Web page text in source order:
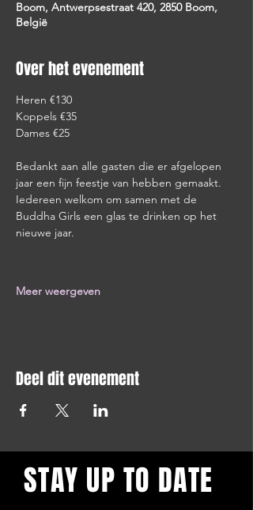
Boom, Antwerpsestraat 420, 2850 Boom,
België
Over het evenement
Heren €130
Koppels €35
Dames €25
Bedankt aan alle gasten die er afgelopen
jaar een fijn feestje van hebben gemaakt.
Iedereen welkom om samen met de
Buddha Girls een glas te drinken op het
nieuwe jaar.
Meer weergeven
Deel dit evenement
STAY UP TO DATE